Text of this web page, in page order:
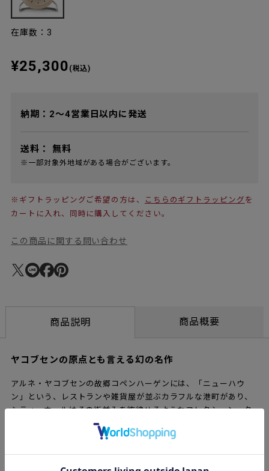
在庫数：3
¥25,300 (税込)
納期：2～4営業日以内に発送
送料： 無料
※一部対象外地域がある場合がございます。
※ギフトラッピングご希望の方は、 こちらのギフトラッピング を
カートに入れ、同時に購入してください。
この商品に関する問い合わせ
商品説明 商品概要
ヤコブセンの原点とも言える幻の名作
アルネ・ヤコブセンの故郷コペンハーゲンには、「ニューハウ
ン」という、レストランや雑貨屋が並ぶカラフルな港町があり、
シティーホールはその街並みを彷彿せるようなコレクション。ク
ロックデザインとして完成された名作が、個性的なカラーで新し
い表情を見せてくれます。 本体・足部分を全てマットに仕上げ、